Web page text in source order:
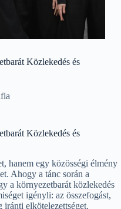
Közlekedés és
Közlekedés és
hanem egy közösségi élmény
Ahogy a tánc során a
a környezetbarát közlekedés
igényli: az összefogást,
iránti elkötelezettséget.